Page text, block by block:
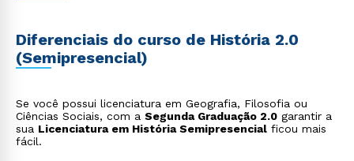
Diferenciais do curso de História 2.0
(Semipresencial)
Se você possui licenciatura em Geografia, Filosofia ou
Ciências Sociais, com a Segunda Graduação 2.0 garantir a
sua Licenciatura em História Semipresencial ficou mais
fácil.